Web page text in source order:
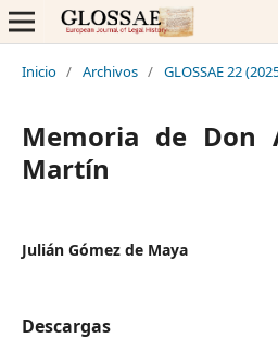
Inicio / Archivos / GLOSSAE 22
Memoria de Don
Martín
Julián Gómez de Maya
Descargas